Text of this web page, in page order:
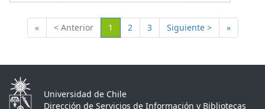
« < Anterior 1 (Actual)
2 3 Siguiente > »
Universidad de Chile
Dirección de Servicios de Información y Bibliotecas